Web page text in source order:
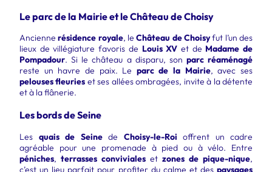
Le parc de la Mairie et le Château de Choisy
Anciennerésidence royale, leChâteau de Choisyfut l’un des
lieux de villégiature favoris de Louis XV et de Madame de
Pompadour. Si le château a disparu, son parc réaménagé
reste un havre de paix. Le parc de la Mairie, avec ses
pelouses fleuries et ses allées ombragées, invite à la détente
et à la flânerie.
Les bords de Seine
Les quais de Seinede Choisy-le-Roi offrent un cadre
agréable pour une promenade à pied ou à vélo. Entre
péniches, terrasses conviviales et zones de pique-nique,
c’est un lieu parfait pour profiter du calme et des paysages